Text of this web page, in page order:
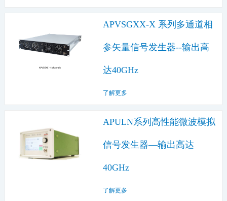
APVSGXX-X 系列多通道相
参矢量信号发生器--输出高
达40GHz
了解更多
APULN系列高性能微波模拟
信号发生器—输出高达
40GHz
了解更多